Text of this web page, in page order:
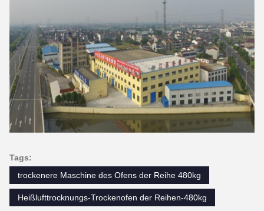
Tags:
trockenere Maschine des Ofens der Reihe 480kg
Heißlufttrocknungs-Trockenofen der Reihen-480kg